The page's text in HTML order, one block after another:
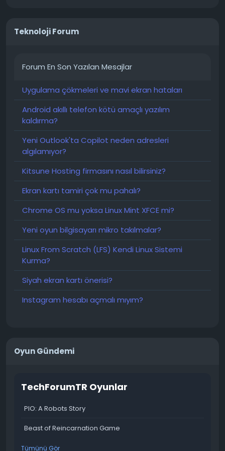
Teknoloji Forum
Forum En Son Yazılan Mesajlar
Uygulama çökmeleri ve mavi ekran hataları
Android akıllı telefon kötü amaçlı yazılım
kaldırma?
Yeni Outlook'ta Copilot neden adresleri
algılamıyor?
Kitsune Hosting firmasını nasıl bilirsiniz?
Ekran kartı tamiri çok mu pahalı?
Chrome OS mu yoksa Linux Mint XFCE mi?
Yeni oyun bilgisayarı mikro takılmalar?
Linux From Scratch (LFS) Kendi Linux Sistemi
Kurma?
Siyah ekran kartı önerisi?
Instagram hesabı açmalı mıyım?
Oyun Gündemi
TechForumTR Oyunlar
PIO: A Robots Story
Beast of Reincarnation Game
Tümünü Gör